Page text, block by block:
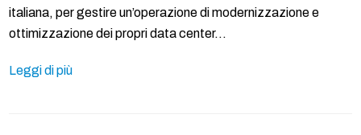
italiana, per gestire un’operazione di modernizzazione e
ottimizzazione dei propri data center…
Leggi di più